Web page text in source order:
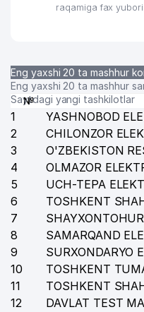
raqamiga fax
Eng yaxshi 20 ta mashhur
Eng yaxshi 20 ta mashhur
Saytdagi yangi tashkilotlar
№
1 YASHNOBOD
2
CHILONZOR
3
O'ZBEKISTON
4
OLMAZOR
5
UCH-TEPA
6
TOSHKENT
7
8
SAMARQAND
9
SURXONDARYO
10
TOSHKENT
11
TOSHKENT
12
DAVLAT TEST